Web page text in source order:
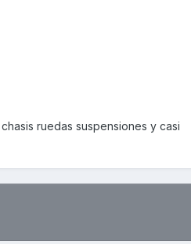
ruedas suspensiones y casi